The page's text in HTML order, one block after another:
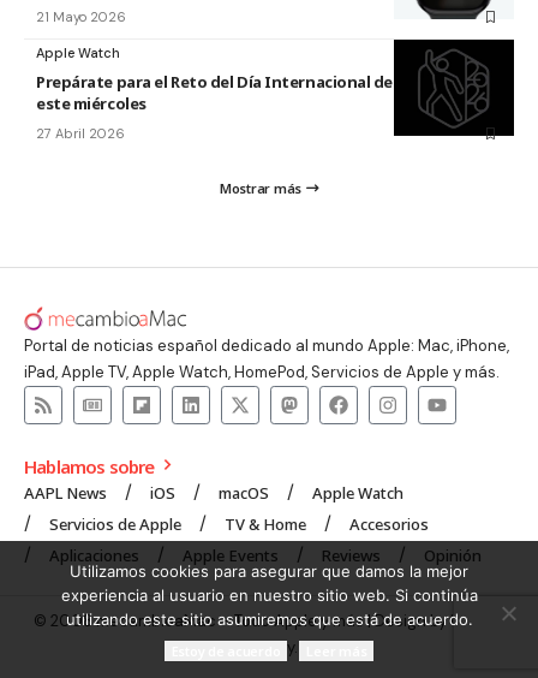
21 Mayo 2026
Apple Watch
Prepárate para el Reto del Día Internacional de la Danza 2026
este miércoles
27 Abril 2026
Mostrar más
Portal de noticias español dedicado al mundo Apple: Mac, iPhone,
iPad, Apple TV, Apple Watch, HomePod, Servicios de Apple y más.
Hablamos sobre
AAPL News iOS macOS
Apple Watch
Servicios de Apple
TV & Home
Accesorios
Aplicaciones
Apple Events Reviews Opinión
© 2008 mecambioaMac – Todo Apple y más | Design byUNXON
Agency.
Utilizamos cookies para asegurar que damos la mejor
experiencia al usuario en nuestro sitio web. Si continúa
utilizando este sitio asumiremos que está de acuerdo.